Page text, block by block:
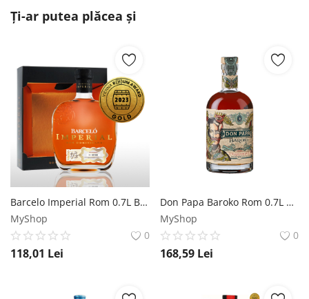
Ți-ar putea plăcea și
Barcelo Imperial Rom 0.7L Barceló
MyShop
0
118,01 Lei
Don Papa Baroko Rom 0.7L Don Papa Rum
MyShop
0
168,59 Lei